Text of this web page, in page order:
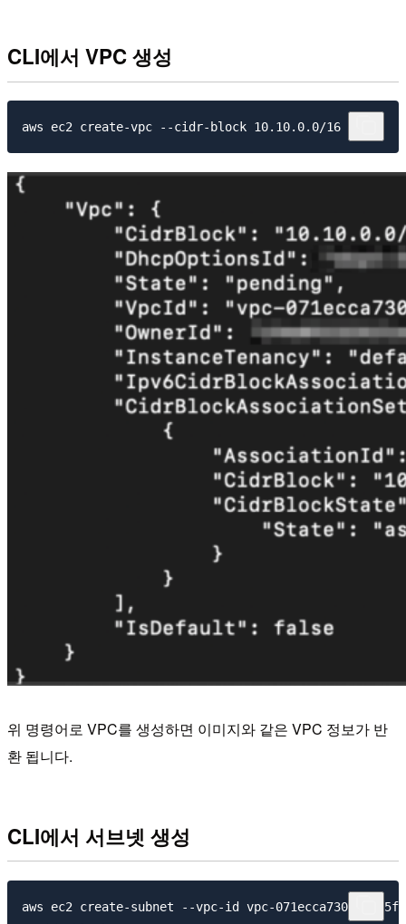
CLI에서 VPC 생성
위 명령어로 VPC를 생성하면 이미지와 같은 VPC 정보가 반
환 됩니다.
CLI에서 서브넷 생성
aws ec2 create-subnet --vpc-id vpc-